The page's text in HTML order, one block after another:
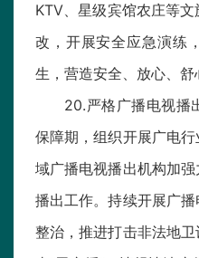
KTV、星级宾馆农庄等
改，开展安全应急演练
生，营造安全、放心、舒
20.严格广播电视播
保障期，组织开展广电
域广播电视播出机构加
播出工作。持续开展广
整治，推进打击非法地